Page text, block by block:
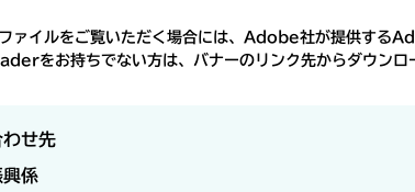
ァイルをご覧いただく場合には、Adobe社が提供する
をお持ちでない方は、バナーのリンク先からダウンロ
せ先
興係